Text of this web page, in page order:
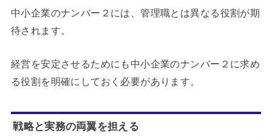
中小企業のナンバー２には、管理職とは異なる役割が期
待されます。
経営を安定させるためにも中小企業のナンバー２に求め
る役割を明確にしておく必要があります。
戦略と実務の両翼を担える